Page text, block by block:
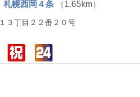
西岡４条 （1.65km）
３丁目２２番２０号